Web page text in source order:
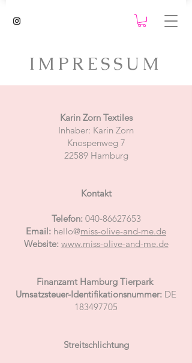
IMPRESSUM
Karin Zorn Textiles
Inhaber: Karin Zorn
Knospenweg 7
22589 Hamburg
Kontakt
Telefon: 040-86627653
Email: hello@miss-olive-and-me.de
Website: www.miss-olive-and-me.de
Finanzamt Hamburg Tierpark
Umsatzsteuer-Identifikationsnummer: DE
183497705
Streitschlichtung